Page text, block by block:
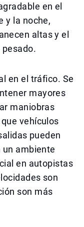
en el
y la noche,
altas y el
en el tráfico. Se
mayores
maniobras
vehículos
pueden
ambiente
en autopistas
son
son más